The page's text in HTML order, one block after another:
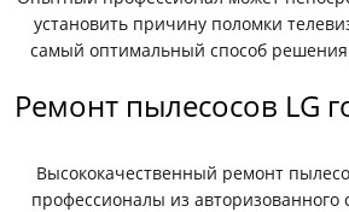
установить причину поломки
самый оптимальный способ
Ремонт пылесосов LG
Высококачественный ремонт
профессионалы из авторизованного